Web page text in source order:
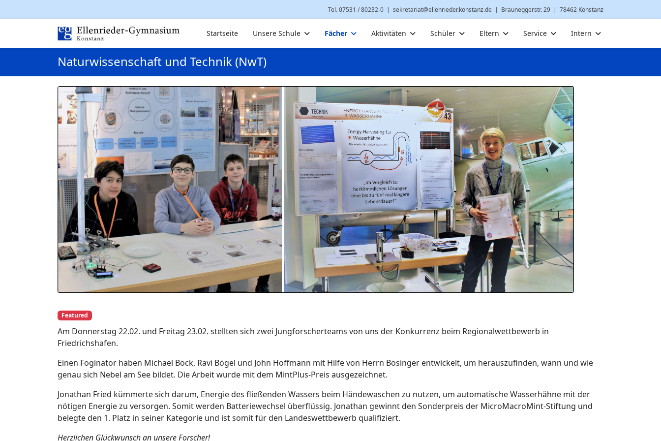
Tel. 07531 / 80232-0 | sekretariat@ellenrieder.konstanz.de | Brauneggerstr. 29 | 78462 Konstanz
Startseite Unsere Schule Fächer Aktivitäten Schüler Eltern Service Intern
Naturwissenschaft und Technik (NwT)
Featured
Am Donnerstag 22.02. und Freitag 23.02. stellten sich zwei Jungforscherteams von uns der Konkurrenz beim Regionalwettbewerb in
Friedrichshafen.
Einen Foginator haben Michael Böck, Ravi Bögel und John Hoffmann mit Hilfe von Herrn Bösinger entwickelt, um herauszufinden, wann und wie
genau sich Nebel am See bildet. Die Arbeit wurde mit dem MintPlus-Preis ausgezeichnet.
Jonathan Fried kümmerte sich darum, Energie des fließenden Wassers beim Händewaschen zu nutzen, um automatische Wasserhähne mit der
nötigen Energie zu versorgen. Somit werden Batteriewechsel überflüssig. Jonathan gewinnt den Sonderpreis der MicroMacroMint-Stiftung und
belegte den 1. Platz in seiner Kategorie und ist somit für den Landeswettbewerb qualifiziert.
Herzlichen Glückwunsch an unsere Forscher!